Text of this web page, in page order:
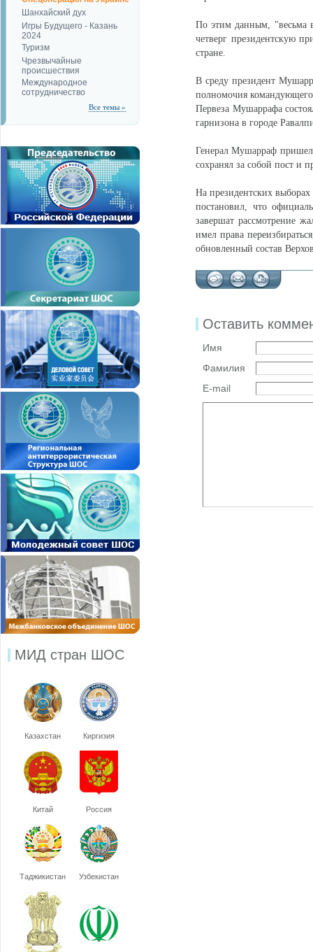
Шанхайский дух
Игры Будущего - Казань
2024
Туризм
Чрезвычайные
происшествия
Международное
сотрудничество
Все темы »
МИД стран ШОС
Казахстан Киргизия
Китай Россия
Таджикистан Узбекистан
По этим данным, "весьма
четверг президентскую
стране.
В среду президент
полномочия
Первеза Мушаррафа
гарнизона в городе
Генерал Мушарраф пришел
сохранял за собой пост и
На президентских
постановил, что
завершат рассмотрение
имел права
обновленный состав
Оставить
Имя
Фамилия
E-mail